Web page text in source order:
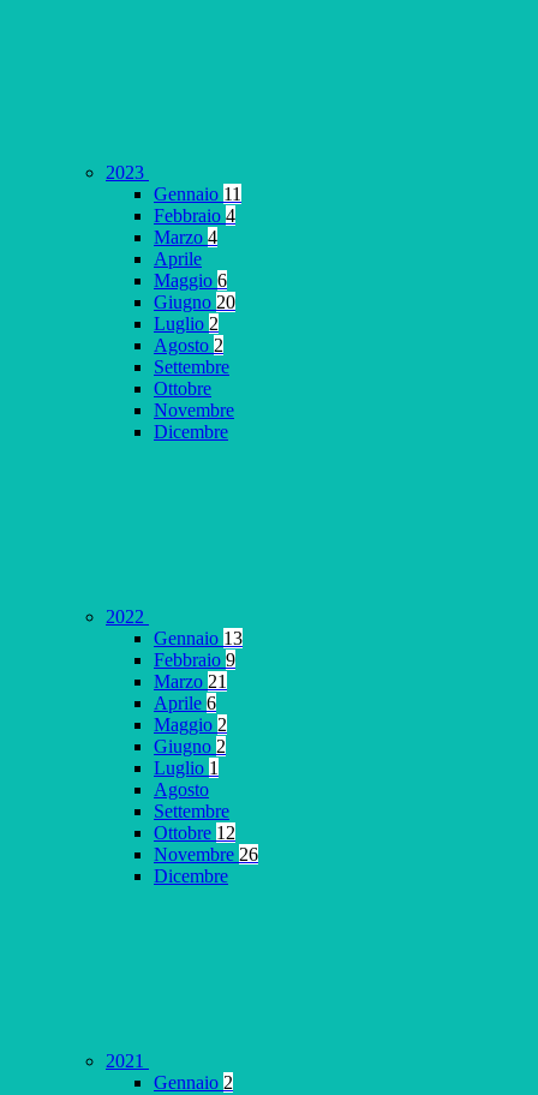
2023
Gennaio 11
Febbraio 4
Marzo 4
Aprile
Maggio 6
Giugno 20
Luglio 2
Agosto 2
Settembre
Ottobre
Novembre
Dicembre
2022
Gennaio 13
Febbraio 9
Marzo 21
Aprile 6
Maggio 2
Giugno 2
Luglio 1
Agosto
Settembre
Ottobre 12
Novembre 26
Dicembre
2021
Gennaio 2